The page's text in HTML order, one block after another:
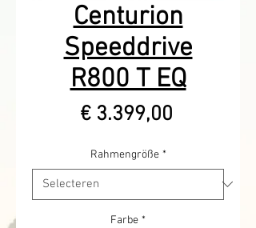
Centurion
Speeddrive
R800 T EQ
€ 3.399,00Prijs
Rahmengröße *
Farbe *